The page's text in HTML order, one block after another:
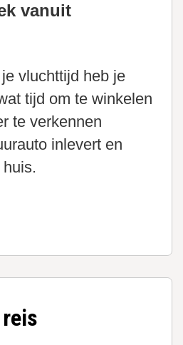
vanuit
vluchttijd heb je
tijd om te winkelen
te verkennen
inlevert en